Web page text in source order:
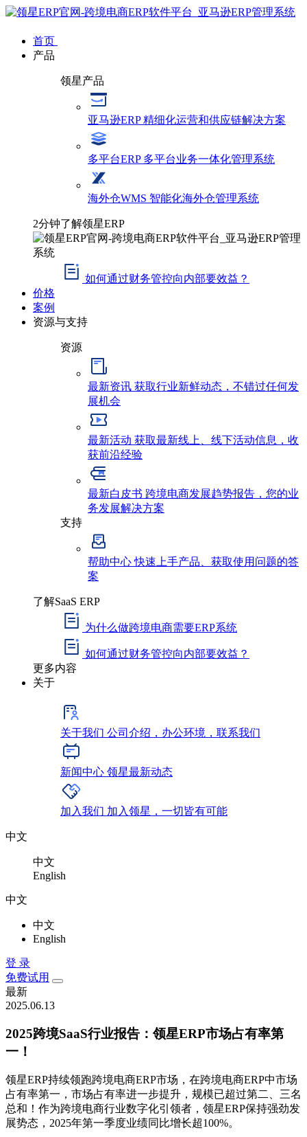
首页
产品
领星产品
亚马逊ERP精细化运营和供应链解决方案
多平台ERP 多平台业务一体化管理系统
海外仓WMS 智能化海外仓管理系统
2分钟了解领星ERP
如何通过财务管控向内部要效益？
价格
案例
资源与支持
资源
最新资讯 获取行业新鲜动态，不错过任何发
展机会
最新活动 获取最新线上、线下活动信息，收
获前沿经验
最新白皮书 跨境电商发展趋势报告，您的业
务发展解决方案
支持
帮助中心快速上手产品、获取使用问题的答
案
了解SaaS ERP
为什么做跨境电商需要ERP系统
如何通过财务管控向内部要效益？
更多内容
关于
关于我们 公司介绍，办公环境，联系我们
新闻中心 领星最新动态
加入我们 加入领星，一切皆有可能
中文
中文
English
中文
中文
English
登 录
免费试用
最新
2025.06.13
2025跨境SaaS行业报告：领星ERP市场占有率第
一！
领星ERP持续领跑跨境电商ERP市场，在跨境电商ERP中市场
占有率第一，市场占有率进一步提升，规模已超过第二、三名
总和！作为跨境电商行业数字化引领者，领星ERP保持强劲发
展势态，2025年第一季度业绩同比增长超100%。